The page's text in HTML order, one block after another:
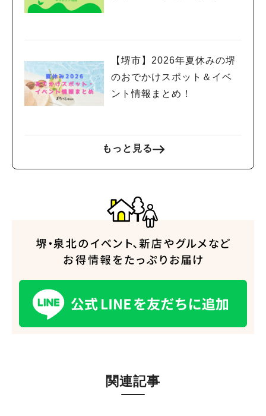
【堺市】2026年夏休みの堺
のおでかけスポット＆イベ
ント情報まとめ！
もっと見る
関連記事
人気のキーワード
#泉ヶ丘駅#栂・美木多駅#光明池駅#なかもず駅#深井駅 #ランチ
#あなたはどっち？